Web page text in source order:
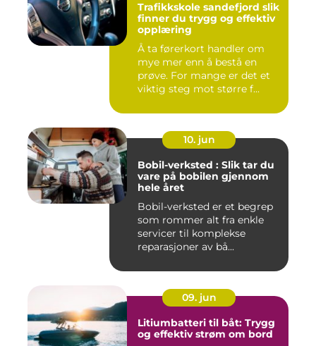
Trafikkskole sandefjord slik
finner du trygg og effektiv
opplæring
Å ta førerkort handler om
mye mer enn å bestå en
prøve. For mange er det et
viktig steg mot større f...
10. jun
Bobil-verksted : Slik tar du
vare på bobilen gjennom
hele året
Bobil-verksted er et begrep
som rommer alt fra enkle
servicer til komplekse
reparasjoner av bå...
09. jun
Litiumbatteri til båt: Trygg
og effektiv strøm om bord